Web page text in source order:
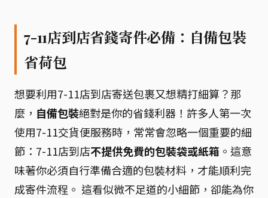
7-11店到店省錢寄件必備：自備包裝
省荷包
想要利用7-11店到店寄送包裹又想精打細算？那
麼， 自備包裝絕對是你的省錢利器！許多人第一次
使用7-11交貨便服務時，常常會忽略一個重要的細
節：7-11店到店不提供免費的包裝袋或紙箱 。這意
味著你必須自行準備合適的包裝材料，才能順利完
成寄件流程。 這看似微不足道的小細節，卻能為你